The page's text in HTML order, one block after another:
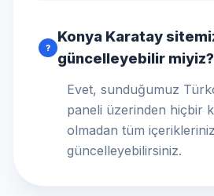
?
Konya Karatay
güncelleyebilir miyiz?
Evet, sunduğumuz
paneli üzerinden hiçbir
olmadan tüm
güncelleyebilirsiniz.